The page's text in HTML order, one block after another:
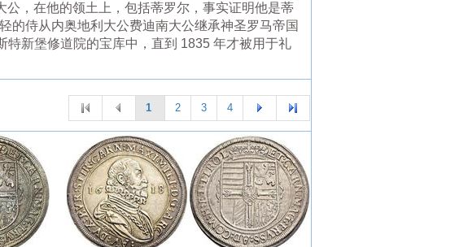
，在他的领土上，包括蒂罗尔，事实证明他是蒂
的侍从内奥地利大公费迪南大公继承神圣罗马帝国
新堡修道院的宝库中，直到 1835 年才被用于礼
1 2 3 4